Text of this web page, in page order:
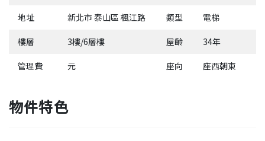
地址 新北市 泰山區 楓江路 類型 電梯
樓層 3樓/6層樓 屋齡 34年
管理費 元 座向 座西朝東
物件特色